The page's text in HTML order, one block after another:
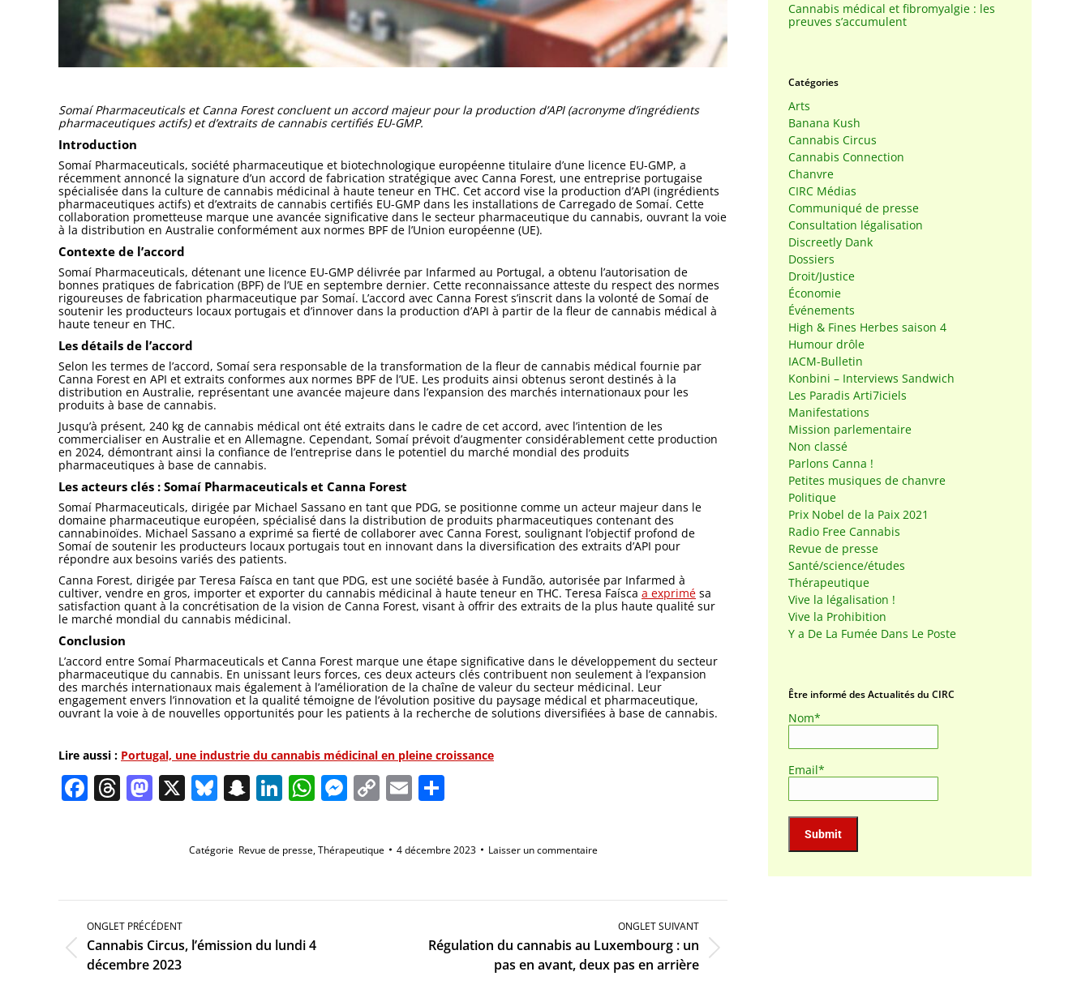
Somaí Pharmaceuticals et Canna Forest concluent un accord majeur pour la production d’API (acronyme d’ingrédients
pharmaceutiques actifs) et d’extraits de cannabis certifiés EU-GMP.
Introduction
Somaí Pharmaceuticals, société pharmaceutique et biotechnologique européenne titulaire d’une licence EU-GMP, a
récemment annoncé la signature d’un accord de fabrication stratégique avec Canna Forest, une entreprise portugaise
spécialisée dans la culture de cannabis médicinal à haute teneur en THC. Cet accord vise la production d’API (ingrédients
pharmaceutiques actifs) et d’extraits de cannabis certifiés EU-GMP dans les installations de Carregado de Somaí. Cette
collaboration prometteuse marque une avancée significative dans le secteur pharmaceutique du cannabis, ouvrant la voie
à la distribution en Australie conformément aux normes BPF de l’Union européenne (UE).
Contexte de l’accord
Somaí Pharmaceuticals, détenant une licence EU-GMP délivrée par Infarmed au Portugal, a obtenu l’autorisation de
bonnes pratiques de fabrication (BPF) de l’UE en septembre dernier. Cette reconnaissance atteste du respect des normes
rigoureuses de fabrication pharmaceutique par Somaí. L’accord avec Canna Forest s’inscrit dans la volonté de Somaí de
soutenir les producteurs locaux portugais et d’innover dans la production d’API à partir de la fleur de cannabis médical à
haute teneur en THC.
Les détails de l’accord
Selon les termes de l’accord, Somaí sera responsable de la transformation de la fleur de cannabis médical fournie par
Canna Forest en API et extraits conformes aux normes BPF de l’UE. Les produits ainsi obtenus seront destinés à la
distribution en Australie, représentant une avancée majeure dans l’expansion des marchés internationaux pour les
produits à base de cannabis.
Jusqu’à présent, 240 kg de cannabis médical ont été extraits dans le cadre de cet accord, avec l’intention de les
commercialiser en Australie et en Allemagne. Cependant, Somaí prévoit d’augmenter considérablement cette production
en 2024, démontrant ainsi la confiance de l’entreprise dans le potentiel du marché mondial des produits
pharmaceutiques à base de cannabis.
Les acteurs clés : Somaí Pharmaceuticals et Canna Forest
Somaí Pharmaceuticals, dirigée par Michael Sassano en tant que PDG, se positionne comme un acteur majeur dans le
domaine pharmaceutique européen, spécialisé dans la distribution de produits pharmaceutiques contenant des
cannabinoïdes. Michael Sassano a exprimé sa fierté de collaborer avec Canna Forest, soulignant l’objectif profond de
Somaí de soutenir les producteurs locaux portugais tout en innovant dans la diversification des extraits d’API pour
répondre aux besoins variés des patients.
Canna Forest, dirigée par Teresa Faísca en tant que PDG, est une société basée à Fundão, autorisée par Infarmed à
cultiver, vendre en gros, importer et exporter du cannabis médicinal à haute teneur en THC. Teresa Faísca a exprimé sa
satisfaction quant à la concrétisation de la vision de Canna Forest, visant à offrir des extraits de la plus haute qualité sur
le marché mondial du cannabis médicinal.
Conclusion
L’accord entre Somaí Pharmaceuticals et Canna Forest marque une étape significative dans le développement du secteur
pharmaceutique du cannabis. En unissant leurs forces, ces deux acteurs clés contribuent non seulement à l’expansion
des marchés internationaux mais également à l’amélioration de la chaîne de valeur du secteur médicinal. Leur
engagement envers l’innovation et la qualité témoigne de l’évolution positive du paysage médical et pharmaceutique,
ouvrant la voie à de nouvelles opportunités pour les patients à la recherche de solutions diversifiées à base de cannabis.
Lire aussi : Portugal, une industrie du cannabis médicinal en pleine croissance
Facebook
Threads
Mastodon
X Bluesky
Snapchat
LinkedIn
WhatsApp
Messenger
Copy
Link
Email
Catégorie Revue de presse,Thérapeutique 4 décembre 2023 Laisser un commentaire
Navigation
commentaire
ONGLET PRÉCÉDENT
Onglet
précédent
Cannabis Circus, l’émission du lundi 4
décembre 2023
ONGLET SUIVANT
Onglet
Régulation du cannabis au Luxembourg : un
pas en avant, deux pas en arrière
Cannabis médical et fibromyalgie : les
preuves s’accumulent
Catégories
Arts
Banana Kush
Cannabis Circus
Cannabis Connection
Chanvre
CIRC Médias
Communiqué de presse
Consultation légalisation
Discreetly Dank
Dossiers
Droit/Justice
Économie
Événements
High & Fines Herbes saison 4
Humour drôle
IACM-Bulletin
Konbini – Interviews Sandwich
Les Paradis Arti7iciels
Manifestations
Mission parlementaire
Non classé
Parlons Canna !
Petites musiques de chanvre
Politique
Prix Nobel de la Paix 2021
Radio Free Cannabis
Revue de presse
Santé/science/études
Thérapeutique
Vive la légalisation !
Vive la Prohibition
Y a De La Fumée Dans Le Poste
Être informé des Actualités du CIRC
Nom*
Email*